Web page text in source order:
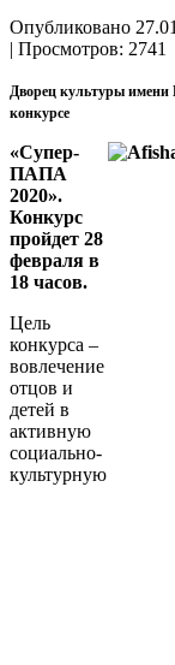
Опубликовано
| Просмотров: 2741
Дворец культуры
конкурсе
«Супер-
ПАПА
2020».
Конкурс
пройдет 28
февраля в
18 часов.
Цель
конкурса –
вовлечение
отцов и
детей в
активную
социально-
культурную